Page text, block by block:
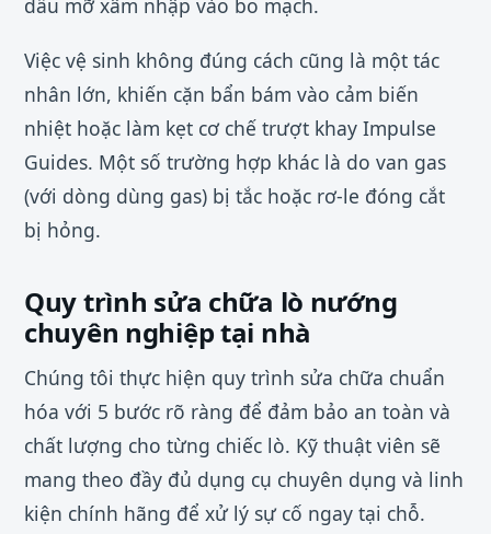
dầu mỡ xâm nhập vào bo mạch.
Việc vệ sinh không đúng cách cũng là một tác
nhân lớn, khiến cặn bẩn bám vào cảm biến
nhiệt hoặc làm kẹt cơ chế trượt khay Impulse
Guides. Một số trường hợp khác là do van gas
(với dòng dùng gas) bị tắc hoặc rơ-le đóng cắt
bị hỏng.
Quy trình sửa chữa lò nướng
chuyên nghiệp tại nhà
Chúng tôi thực hiện quy trình sửa chữa chuẩn
hóa với 5 bước rõ ràng để đảm bảo an toàn và
chất lượng cho từng chiếc lò. Kỹ thuật viên sẽ
mang theo đầy đủ dụng cụ chuyên dụng và linh
kiện chính hãng để xử lý sự cố ngay tại chỗ.